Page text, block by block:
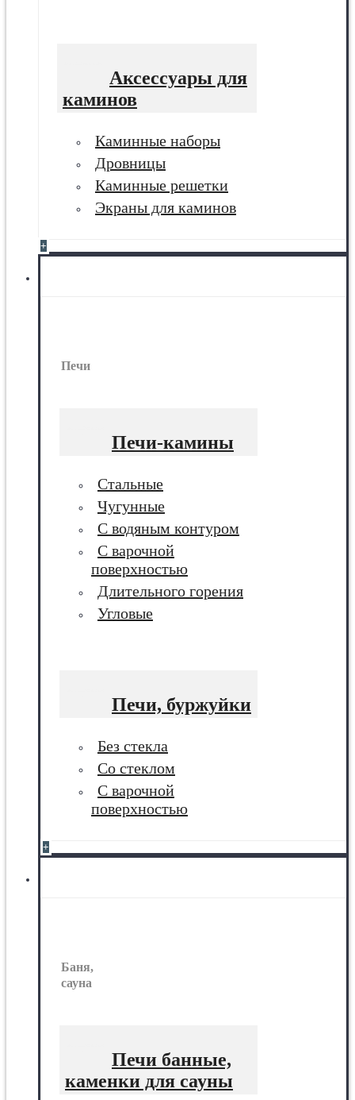
Аксессуары для
каминов
Каминные наборы
Дровницы
Каминные решетки
Экраны для каминов
+
Печи
Печи-камины
Стальные
Чугунные
С водяным контуром
С варочной
поверхностью
Длительного горения
Угловые
Печи, буржуйки
Без стекла
Со стеклом
С варочной
поверхностью
+
Баня,
сауна
Печи банные,
каменки для сауны